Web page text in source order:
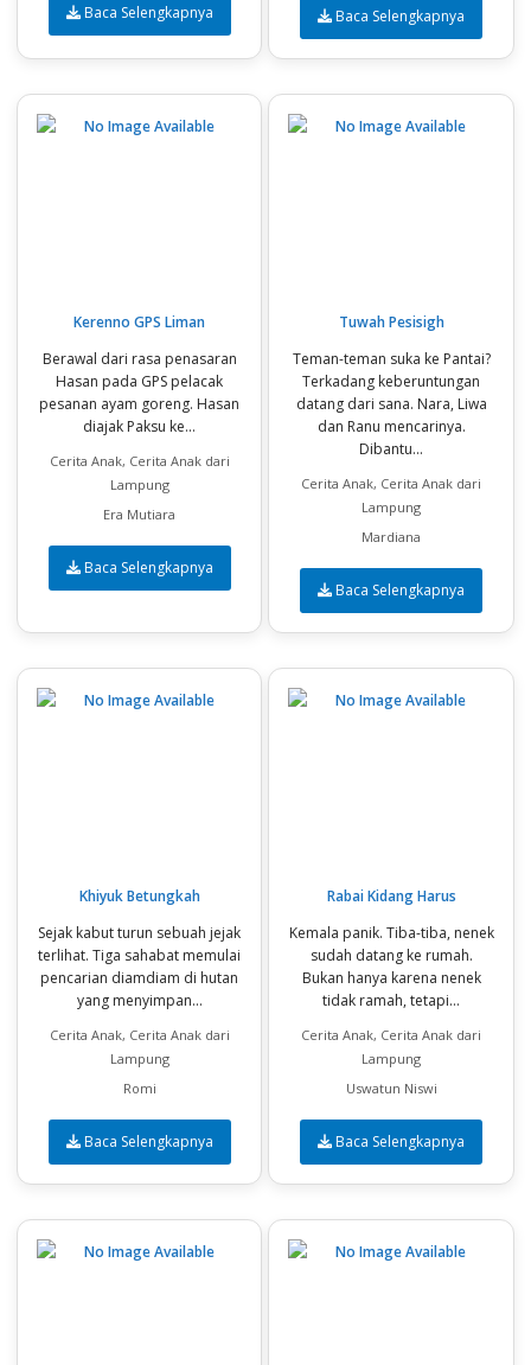
Baca Selengkapnya Baca Selengkapnya
Kerenno GPS Liman
Berawal dari rasa penasaran
Hasan pada GPS pelacak
pesanan ayam goreng. Hasan
diajak Paksu ke...
Cerita Anak, Cerita Anak dari
Lampung
Era Mutiara
Baca Selengkapnya
Tuwah Pesisigh
Teman-teman suka ke Pantai?
Terkadang keberuntungan
datang dari sana. Nara, Liwa
dan Ranu mencarinya.
Dibantu...
Cerita Anak, Cerita Anak dari
Lampung
Mardiana
Baca Selengkapnya
Khiyuk Betungkah
Sejak kabut turun sebuah jejak
terlihat. Tiga sahabat memulai
pencarian diamdiam di hutan
yang menyimpan...
Cerita Anak, Cerita Anak dari
Lampung
Romi
Baca Selengkapnya
Rabai Kidang Harus
Kemala panik. Tiba-tiba, nenek
sudah datang ke rumah.
Bukan hanya karena nenek
tidak ramah, tetapi...
Cerita Anak, Cerita Anak dari
Lampung
Uswatun Niswi
Baca Selengkapnya